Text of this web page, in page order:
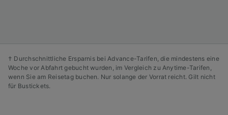
† Durchschnittliche Ersparnis bei Advance-Tarifen, die mindestens eine
Woche vor Abfahrt gebucht wurden, im Vergleich zu Anytime-Tarifen,
wenn Sie am Reisetag buchen. Nur solange der Vorrat reicht. Gilt nicht
für Bustickets.